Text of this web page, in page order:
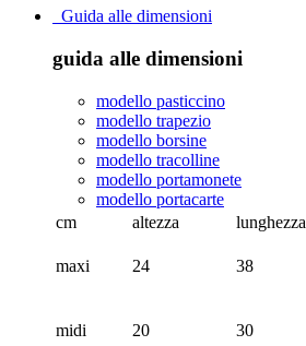
Guida alle dimensioni
guida alle dimensioni
modello pasticcino
modello trapezio
modello borsine
modello tracolline
modello portamonete
modello portacarte
cm
altezza lunghezza
maxi 24 38
midi 20 30